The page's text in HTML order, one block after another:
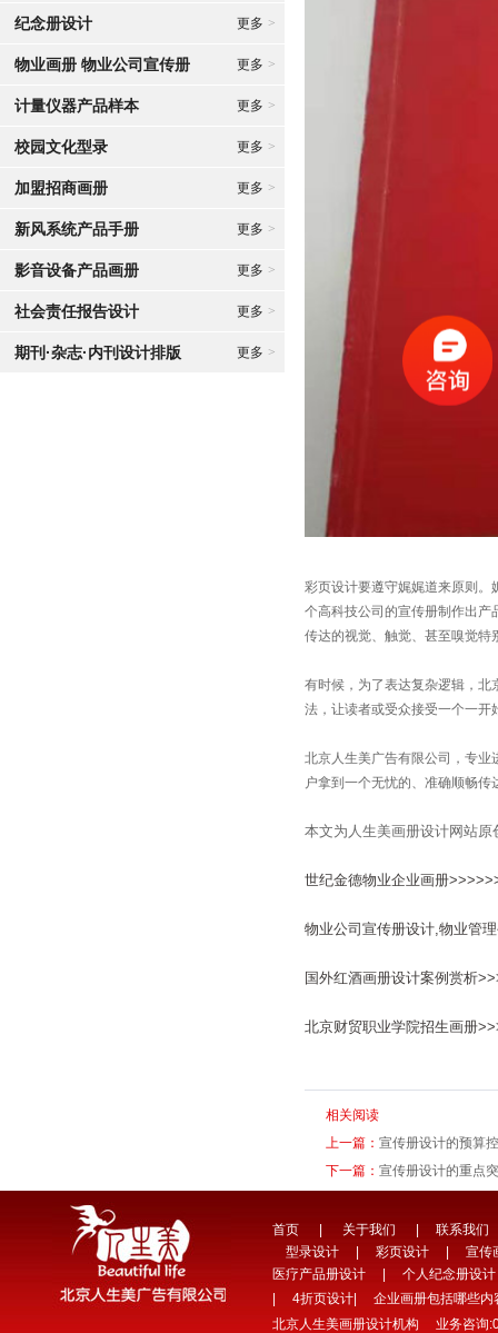
纪念册设计 更多 >
物业画册 物业公司宣传册 更多 >
计量仪器产品样本 更多 >
校园文化型录 更多 >
加盟招商画册 更多 >
新风系统产品手册 更多 >
影音设备产品画册 更多 >
社会责任报告设计 更多 >
期刊·杂志·内刊设计排版 更多 >
彩页设计要遵守娓娓道来原则。
个高科技公司的宣传册制作出产
传达的视觉、触觉、甚至嗅觉特
有时候，为了表达复杂逻辑，北
法，让读者或受众接受一个一开
北京人生美广告有限公司，专业
户拿到一个无忧的、准确顺畅
本文为人生美画册设计网站
世纪金德物业企业画册
物业公司宣传册设计,物业管
国外红酒画册设计案例赏析
北京财贸职业学院招生画册
相关阅读
上一篇： 宣传册设计的预算
下一篇： 宣传册设计的重点
首页 | 关于我们 | 联系我们
型录设计
| 彩页设计 | 宣传
医疗产品册设计
| 个人纪念册设计
| 4折页设计| 企业画册包括哪些内
北京人生美画册设计机构 业务咨